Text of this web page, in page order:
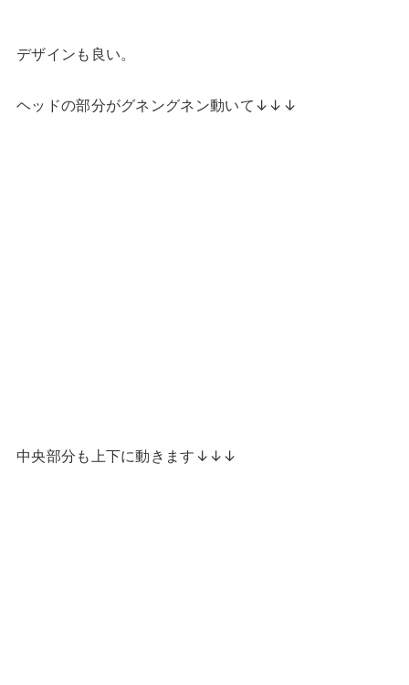
デザインも良い。
ヘッドの部分がグネングネン動いて↓↓↓
中央部分も上下に動きます↓↓↓